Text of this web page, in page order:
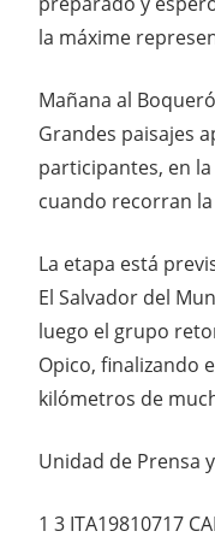
la máxime
Mañana al
Grandes paisajes
participantes, en
cuando recorran
La etapa está
El Salvador del
luego el grupo
Opico, finalizando
kilómetros de
Unidad de Prensa
1 3 ITA19810717